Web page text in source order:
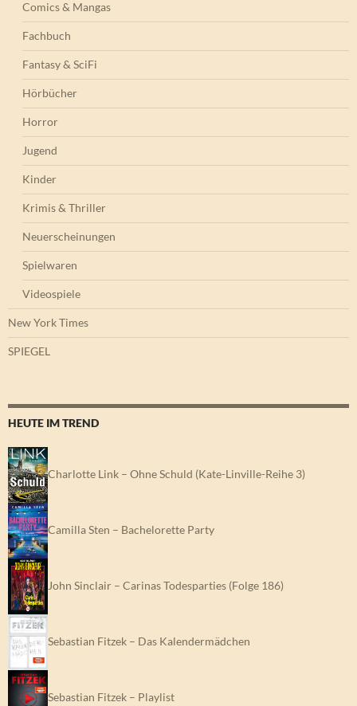
Comics & Mangas
Fachbuch
Fantasy & SciFi
Hörbücher
Horror
Jugend
Kinder
Krimis & Thriller
Neuerscheinungen
Spielwaren
Videospiele
New York Times
SPIEGEL
HEUTE IM TREND
Charlotte Link – Ohne Schuld (Kate-Linville-Reihe 3)
Camilla Sten – Bachelorette Party
John Sinclair – Carinas Todesparties (Folge 186)
Sebastian Fitzek – Das Kalendermädchen
Sebastian Fitzek – Playlist